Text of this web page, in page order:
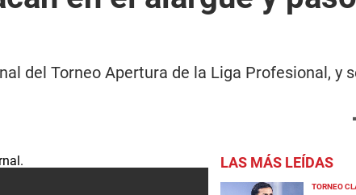
del Torneo Apertura de la Liga Profesional, y
LAS MÁS LEÍDAS
TORNEO